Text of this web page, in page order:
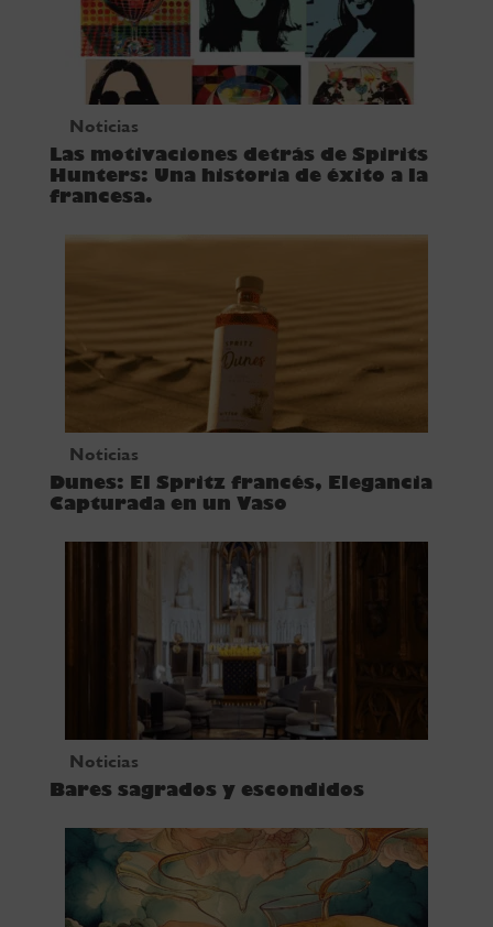
Noticias
Las motivaciones detrás de Spirits
Hunters: Una historia de éxito a la
francesa.
Noticias
Dunes: El Spritz francés, Elegancia
Capturada en un Vaso
Noticias
Bares sagrados y escondidos